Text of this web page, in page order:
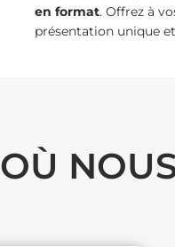
en format. Offrez à
présentation unique
OÙ